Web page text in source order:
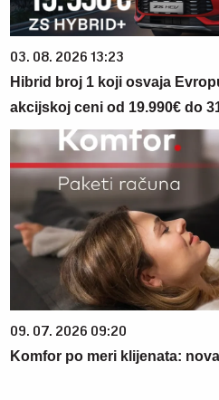
03. 08. 2026 13:23
Hibrid broj 1 koji osvaja
akcijskoj ceni od 19.990€ do
09. 07. 2026 09:20
Komfor po meri klijenata: